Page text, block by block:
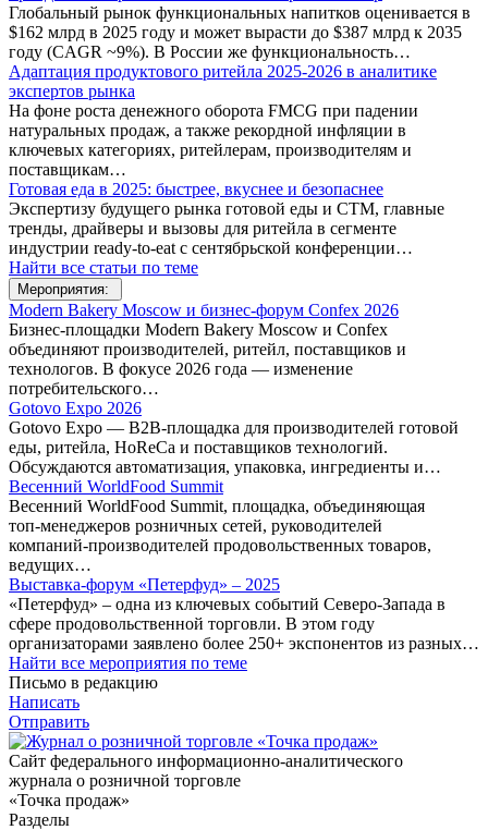
Глобальный рынок функциональных напитков оценивается в
$162 млрд в 2025 году и может вырасти до $387 млрд к 2035
году (CAGR ~9%). В России же функциональность…
Адаптация продуктового ритейла 2025-2026 в аналитике
экспертов рынка
На фоне роста денежного оборота FMCG при падении
натуральных продаж, а также рекордной инфляции в
ключевых категориях, ритейлерам, производителям и
поставщикам…
Готовая еда в 2025: быстрее, вкуснее и безопаснее
Экспертизу будущего рынка готовой еды и СТМ, главные
тренды, драйверы и вызовы для ритейла в сегменте
индустрии ready-to-eat с сентябрьской конференции…
Найти все статьи по теме
Мероприятия:
Modern Bakery Moscow и бизнес-форум Confex 2026
Бизнес-площадки Modern Bakery Moscow и Confex
объединяют производителей, ритейл, поставщиков и
технологов. В фокусе 2026 года — изменение
потребительского…
Gotovo Expo 2026
Gotovo Expo — B2B-площадка для производителей готовой
еды, ритейла, HoReCa и поставщиков технологий.
Обсуждаются автоматизация, упаковка, ингредиенты и…
Весенний WorldFood Summit
Весенний WorldFood Summit, площадка, объединяющая
топ‑менеджеров розничных сетей, руководителей
компаний‑производителей продовольственных товаров,
ведущих…
Выставка-форум «Петерфуд» – 2025
«Петерфуд» – одна из ключевых событий Северо-Запада в
сфере продовольственной торговли. В этом году
организаторами заявлено более 250+ экспонентов из разных…
Найти все мероприятия по теме
Письмо в редакцию
Написать
Отправить
Сайт федерального информационно-аналитического
журнала о розничной торговле
«Точка продаж»
Разделы